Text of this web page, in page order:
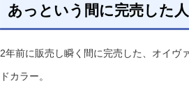
あっという間に完売した
2年前に販売し瞬く間に完売した、オイヴ
ドカラー。